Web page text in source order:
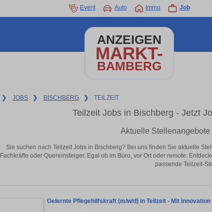
Event Auto Immo Job
ANZEIGEN
MARKT-
BAMBERG
❯ JOBS ❯ BISCHBERG ❯ TEILZEIT
Teilzeit Jobs in Bischberg - Jetzt
Aktuelle
Sie suchen nach Teilzeit Jobs in Bischberg? Bei uns finden Sie aktuelle
Fachkräfte oder Quereinsteiger. Egal ob im Büro, vor Ort oder remote:
passende Teilzeit-
Gelernte Pflegehilfskraft (m/w/d) in Teilzeit - Mit